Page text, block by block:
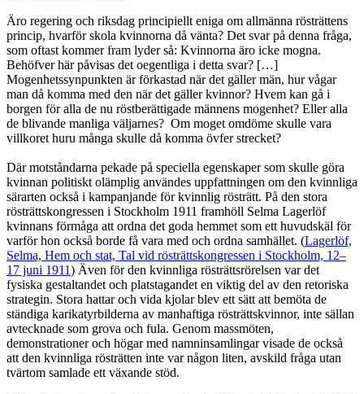
Äro regering och riksdag principiellt eniga om allmänna rösträttens
princip, hvarför skola kvinnorna då vänta? Det svar på denna fråga,
som oftast kommer fram lyder så: Kvinnorna äro icke mogna.
Behöfver här påvisas det oegentliga i detta svar? […]
Mogenhetssynpunkten är förkastad när det gäller män, hur vågar
man då komma med den när det gäller kvinnor? Hvem kan gå i
borgen för alla de nu röstberättigade männens mogenhet? Eller alla
de blivande manliga väljarnes? Om moget omdöme skulle vara
villkoret huru många skulle då komma övfer strecket?
Där motståndarna pekade på speciella egenskaper som skulle göra
kvinnan politiskt olämplig användes uppfattningen om den kvinnliga
särarten också i kampanjande för kvinnlig rösträtt. På den stora
rösträttskongressen i Stockholm 1911 framhöll Selma Lagerlöf
kvinnans förmåga att ordna det goda hemmet som ett huvudskäl för
varför hon också borde få vara med och ordna samhället. (Lagerlöf,
Selma, Hem och stat, Tal vid rösträttskongressen i Stockholm, 12–
17 juni 1911) Även för den kvinnliga rösträttsrörelsen var det
fysiska gestaltandet och platstagandet en viktig del av den retoriska
strategin. Stora hattar och vida kjolar blev ett sätt att bemöta de
ständiga karikatyrbilderna av manhaftiga rösträttskvinnor, inte sällan
avtecknade som grova och fula. Genom massmöten,
demonstrationer och högar med namninsamlingar visade de också
att den kvinnliga rösträtten inte var någon liten, avskild fråga utan
tvärtom samlade ett växande stöd.